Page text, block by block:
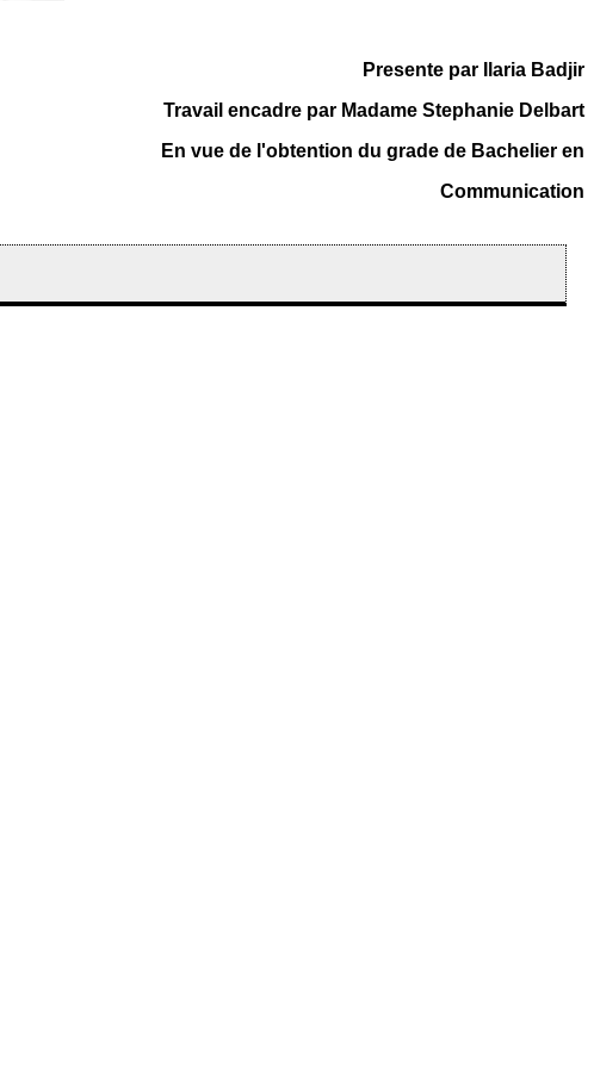
Presente par Ilaria Badjir
Travail encadre par Madame Stephanie Delbart
En vue de l'obtention du grade de Bachelier en
Communication